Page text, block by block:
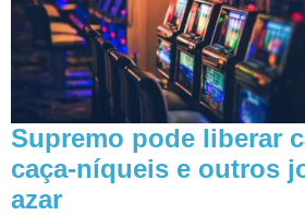
Supremo pode liberar
caça-níqueis e outros
azar